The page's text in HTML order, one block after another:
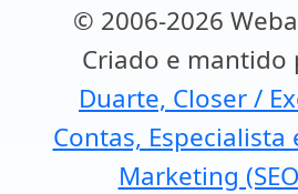
© 2006-2026
Criado e mantido
Duarte, Closer /
Contas, Especialista
Marketing